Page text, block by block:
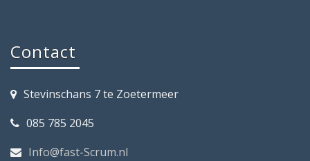
Contact
Stevinschans 7 te Zoetermeer
085 785 2045
Info@fast-Scrum.nl